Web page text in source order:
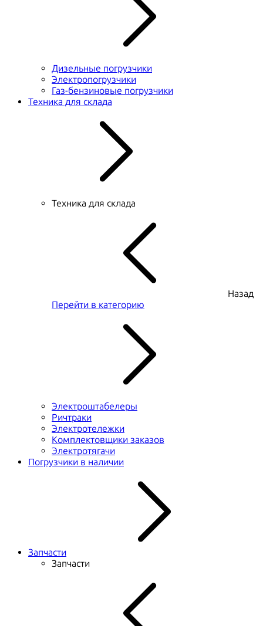
Дизельные погрузчики
Электропогрузчики
Газ-бензиновые погрузчики
Техника для склада
Техника для склада
Назад
Перейти в категорию
Электроштабелеры
Ричтраки
Электротележки
Комплектовщики заказов
Электротягачи
Погрузчики в наличии
Запчасти
Запчасти